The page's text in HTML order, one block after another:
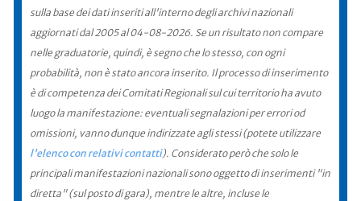
sulla base dei dati inseriti all'interno degli archivi nazionali
aggiornati dal 2005 al 04-08-2026. Se un risultato non compare
nelle graduatorie, quindi, è segno che lo stesso, con ogni
probabilità, non è stato ancora inserito. Il processo di inserimento
è di competenza dei Comitati Regionali sul cui territorio ha avuto
luogo la manifestazione: eventuali segnalazioni per errori od
omissioni, vanno dunque indirizzate agli stessi (potete utilizzare
l'elenco con relativi contatti). Considerato però che solo le
principali manifestazioni nazionali sono oggetto di inserimenti "in
diretta" (sul posto di gara), mentre le altre, incluse le